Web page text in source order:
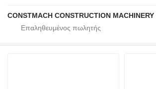
CONSTMACH CONSTRUCTION MACHINERY